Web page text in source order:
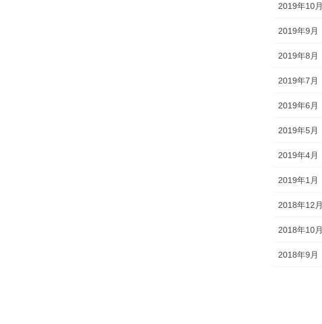
2019年10月
2019年9月
2019年8月
2019年7月
2019年6月
2019年5月
2019年4月
2019年1月
2018年12月
2018年10月
2018年9月